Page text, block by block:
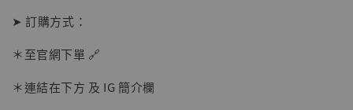
【店內現貨】海賊王 系列蒐藏雕像 布魯克達
摩 [7STARS Studio]
NT$ 1,500
➤ 訂購方式：
＊至官網下單 🔗
＊連結在下方 及 IG 簡介欄